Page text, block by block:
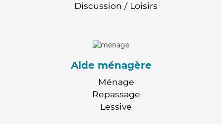
Discussion / Loisirs
Aide ménagère
Ménage
Repassage
Lessive